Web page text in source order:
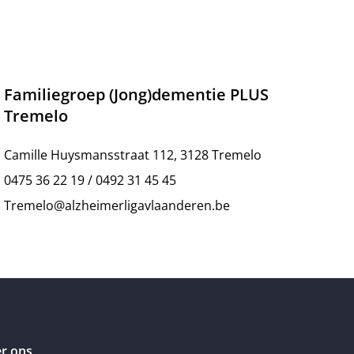
Familiegroep (Jong)dementie PLUS
Tremelo
Camille Huysmansstraat 112, 3128 Tremelo
0475 36 22 19 / 0492 31 45 45
Tremelo@alzheimerligavlaanderen.be
ons